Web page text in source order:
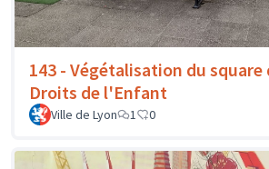
143 - Végétalisation du square
Droits de l'Enfant
Ville de Lyon 1 0